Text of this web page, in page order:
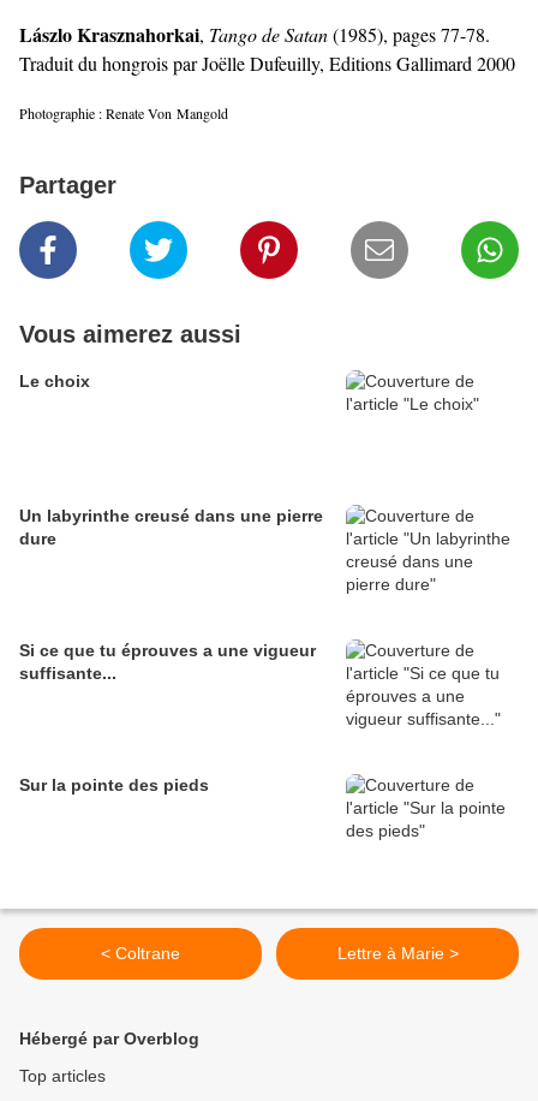
Lászlo Krasznahorkai, Tango de Satan(1985), pages 77-78.
Traduit du hongrois par Joëlle Dufeuilly, Editions Gallimard 2000
Photographie : Renate Von Mangold
Partager
Vous aimerez aussi
Le choix
Un labyrinthe creusé dans une pierre
dure
Si ce que tu éprouves a une vigueur
suffisante...
Sur la pointe des pieds
< Coltrane Lettre à Marie >
Hébergé par Overblog
Top articles